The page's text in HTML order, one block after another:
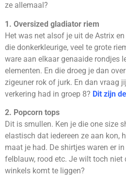
ze allemaal?
1. Oversized gladiator riem
Het was net alsof je uit de Astrix
die donkerkleurige, veel te grote
ware aan elkaar genaaide rondjes
elementen. En die droeg je dan
zigeuner rok of jurk. En dan vraag
verkering had in groep 8? Dit zijn
2. Popcorn tops
Dit is smullen. Ken je die one size
elastisch dat iedereen ze aan kon,
maat je had. De shirtjes waren er
felblauw, rood etc. Je wilt toch niet
winkels komt te liggen?